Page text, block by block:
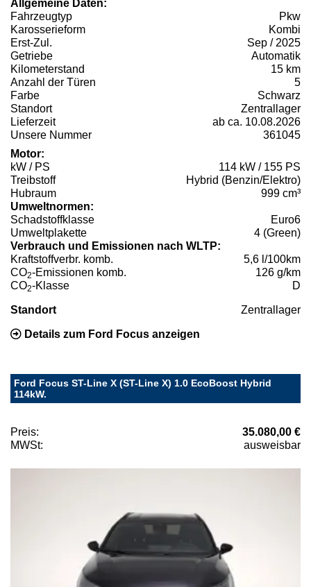
Allgemeine Daten:
Fahrzeugtyp
Pkw
Karosserieform
Kombi
Erst-Zul.
Sep / 2025
Getriebe
Automatik
Kilometerstand
15 km
Anzahl der Türen
5
Farbe
Schwarz
Standort
Zentrallager
Lieferzeit
ab ca. 10.08.2026
Unsere Nummer
361045
Motor:
kW / PS
114 kW / 155 PS
Treibstoff
Hybrid (Benzin/Elektro)
Hubraum
999 cm³
Umweltnormen:
Schadstoffklasse
Euro6
Umweltplakette
4 (Green)
Verbrauch und Emissionen nach WLTP:
Kraftstoffverbr. komb.
5,6 l/100km
CO2-Emissionen komb.
126 g/km
CO2-Klasse D
Standort Zentrallager
Details zum Ford Focus anzeigen
Ford Focus ST-Line X (ST-Line X) 1.0 EcoBoost Hybrid
114kW.
Preis:
35.080,00 €
MWSt:
ausweisbar